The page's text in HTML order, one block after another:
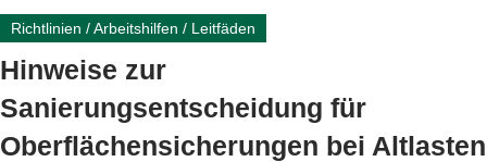
Richtlinien / Arbeitshilfen / Leitfäden
Hinweise zur
Sanierungsentscheidung für
Oberflächensicherungen bei Altlasten